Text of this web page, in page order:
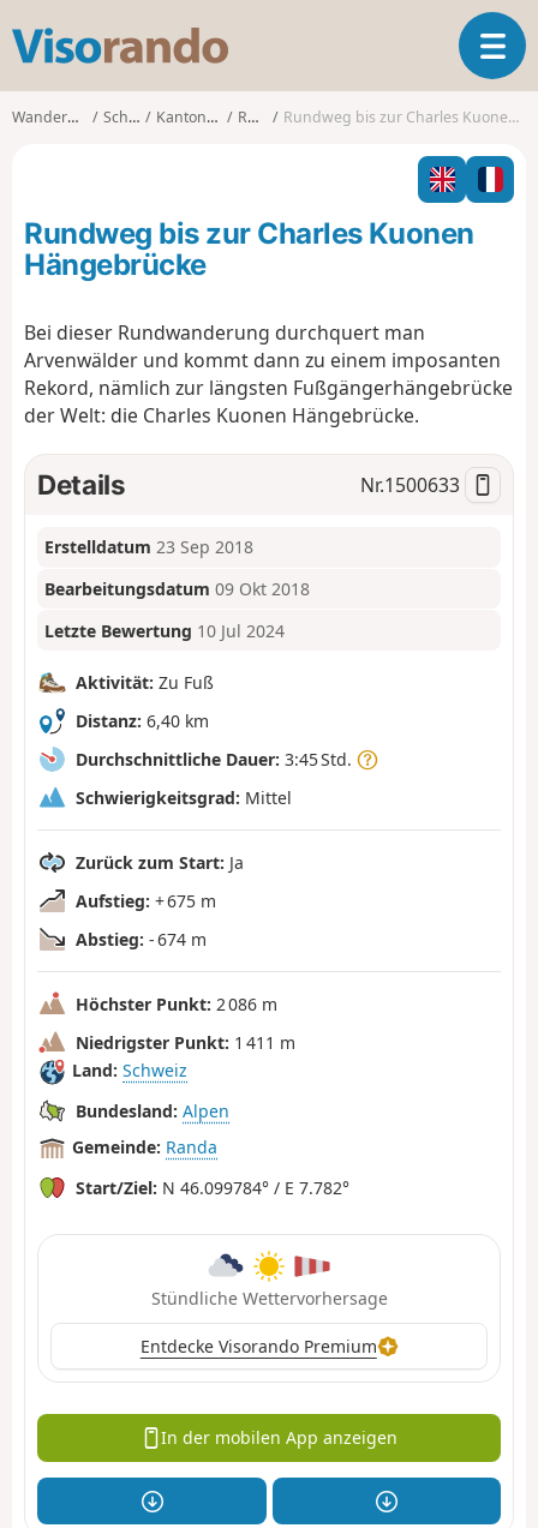
s
o
o
T
o
l
n
t
i
Wanderungen Schweiz Kanton Wallis Randa Rundweg bis zur Charles Kuonen Hängebrücke
Rundweg bis zur Charles Kuonen
Hängebrücke
Bei dieser Rundwanderung durchquert man
Arvenwälder und kommt dann zu einem imposanten
Rekord, nämlich zur längsten Fußgängerhängebrücke
der Welt: die Charles Kuonen Hängebrücke.
Details Nr.1500633
Erstelldatum 23 Sep 2018
Bearbeitungsdatum 09 Okt 2018
Letzte Bewertung 10 Jul 2024
Aktivität: Zu Fuß
Distanz: 6,40 km
Durchschnittliche Dauer: 3:45 Std.
Schwierigkeitsgrad: Mittel
Zurück zum Start: Ja
Aufstieg: + 675 m
Abstieg: - 674 m
Höchster Punkt: 2 086 m
Niedrigster Punkt: 1 411 m
Land: Schweiz
Bundesland: Alpen
Gemeinde: Randa
Start/Ziel: N 46.099784° / E 7.782°
Stündliche Wettervorhersage
Entdecke Visorando Premium
In der mobilen App anzeigen